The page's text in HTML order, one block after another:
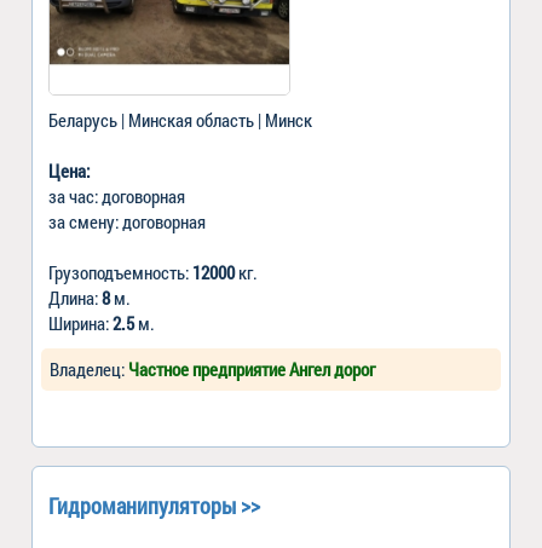
Беларусь | Минская область | Минск
Цена:
за час: договорная
за смену: договорная
Грузоподъемность: 12000кг.
Длина:8м.
Ширина:2.5м.
Владелец: Частное предприятие Ангел дорог
Гидроманипуляторы >>